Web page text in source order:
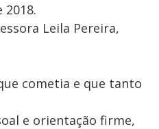
Leila Pereira,
cometia e que tanto
e orientação firme,